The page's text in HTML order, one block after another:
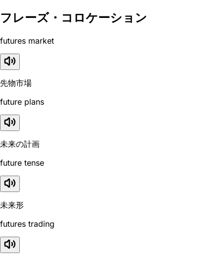
フレーズ・コロケーション
futures market
先物市場
future plans
未来の計画
future tense
未来形
futures trading